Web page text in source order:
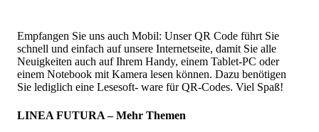
Empfangen Sie uns auch Mobil: Unser QR Code führt Sie
schnell und einfach auf unsere Internetseite, damit Sie alle
Neuigkeiten auch auf Ihrem Handy, einem Tablet-PC oder
einem Notebook mit Kamera lesen können. Dazu benötigen
Sie lediglich eine Lesesoft- ware für QR-Codes. Viel Spaß!
LINEA FUTURA – Mehr Themen